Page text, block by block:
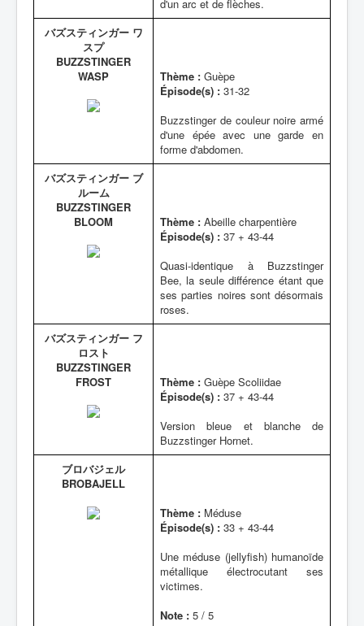
d'un arc et de flèches.
バズスティンガー ワ
スプ
BUZZSTINGER
WASP
Thème : Guèpe
Épisode(s) : 31-32
Buzzstinger de couleur noire armé
d'une épée avec une garde en
forme d'abdomen.
バズスティンガー ブ
ルーム
BUZZSTINGER
BLOOM
Thème : Abeille charpentière
Épisode(s) : 37 + 43-44
Quasi-identique à Buzzstinger
Bee, la seule différence étant que
ses parties noires sont désormais
roses.
バズスティンガー フ
ロスト
BUZZSTINGER
FROST
Thème : Guèpe Scoliidae
Épisode(s) : 37 + 43-44
Version bleue et blanche de
Buzzstinger Hornet.
ブロバジェル
BROBAJELL
Thème : Méduse
Épisode(s) : 33 + 43-44
Une méduse (jellyfish) humanoïde
métallique électrocutant ses
victimes.
Note : 5 / 5